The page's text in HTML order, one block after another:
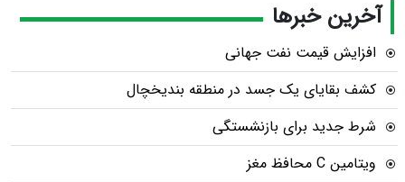
آخرین خبرها
افزایش قیمت نفت جهانی
کشف بقایای یک جسد در منطقه بندیخچال
شرط جدید برای بازنشستگی
ویتامین C محافظ مغز